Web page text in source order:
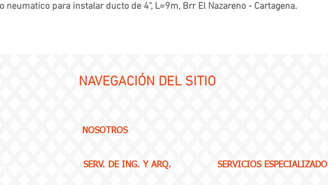
neumatico para instalar ducto de 4", L=9m, Brr El Nazareno - Cartagena.
NAVEGACIÓN DEL SITIO
NOSOTROS
SERV. DE ING. Y ARQ. SERVICIOS ESPECIALIZADO